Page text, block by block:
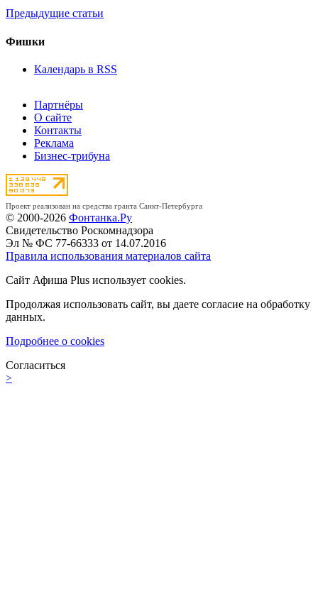
Предыдущие статьи
Фишки
Календарь в RSS
Партнёры
О сайте
Контакты
Реклама
Бизнес-трибуна
Проект реализован на средства гранта Санкт-Петербурга
© 2000-2026 Фонтанка.Ру
Свидетельство Роскомнадзора
Эл № ФС 77-66333 от 14.07.2016
Правила использования материалов сайта
Сайт Афиша Plus использует cookies.
Продолжая использовать сайт, вы даете согласие на обработку
данных.
Подробнее о cookies
Согласиться
>